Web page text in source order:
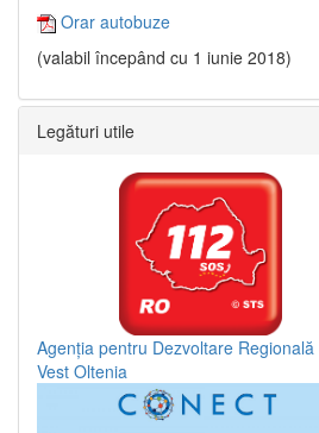
Orar autobuze
(valabil începând cu 1 iunie 2018)
Legături utile
Agenția pentru Dezvoltare Regională
Vest Oltenia